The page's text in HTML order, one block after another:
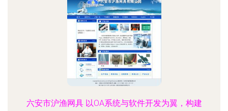
六安市沪渔网具 以OA系统与软件开发为翼，构建